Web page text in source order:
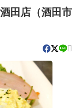
田店（酒田市
